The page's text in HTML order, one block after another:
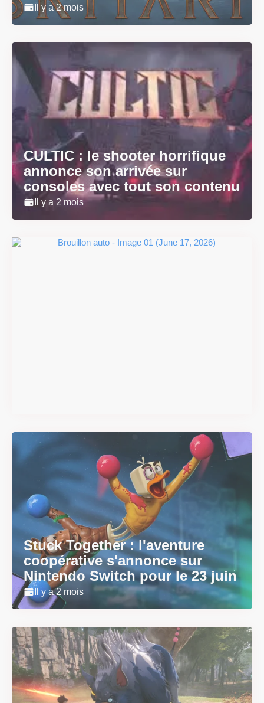
Il y a 2 mois
CULTIC : le shooter horrifique
annonce son arrivée sur
consoles avec tout son contenu
Il y a 2 mois
Stuck Together : l'aventure
coopérative s'annonce sur
Nintendo Switch pour le 23 juin
Il y a 2 mois